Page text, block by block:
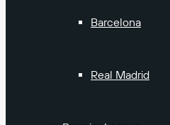
Barcelona
Real Madrid